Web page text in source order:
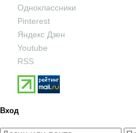
Одноклассники
Pinterest
Яндекс Дзен
Youtube
RSS
Вход